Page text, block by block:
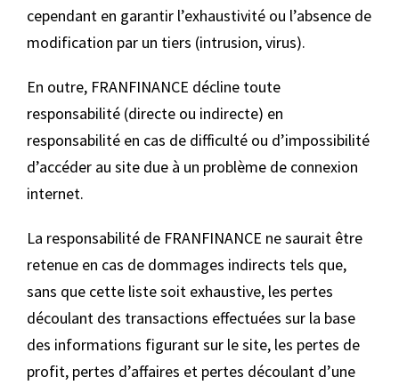
cependant en garantir l’exhaustivité ou l’absence de
modification par un tiers (intrusion, virus).
En outre, FRANFINANCE décline toute
responsabilité (directe ou indirecte) en
responsabilité en cas de difficulté ou d’impossibilité
d’accéder au site due à un problème de connexion
internet.
La responsabilité de FRANFINANCE ne saurait être
retenue en cas de dommages indirects tels que,
sans que cette liste soit exhaustive, les pertes
découlant des transactions effectuées sur la base
des informations figurant sur le site, les pertes de
profit, pertes d’affaires et pertes découlant d’une